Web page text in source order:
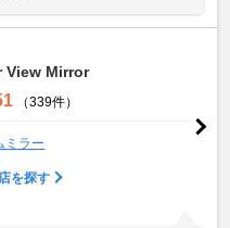
View Mirror
（339件）
ミラー
を探す